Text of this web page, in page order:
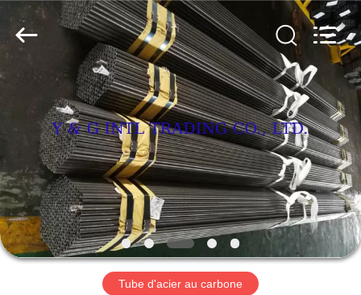
MAISON
PRODUITS
AU
SUJET
DE
NOUS
carbone
Fournisseur.
Copyright
-
International
All
Rights
Reserved.
Tube d'acier au carbone